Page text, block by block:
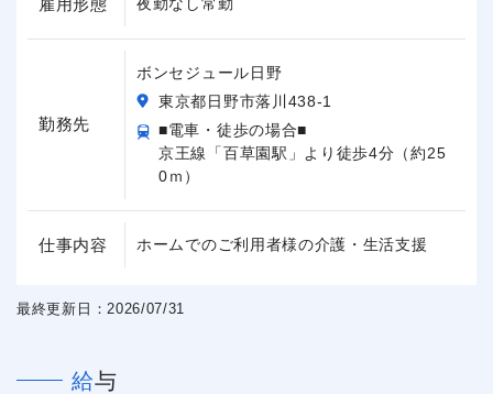
勤務先
ボンセジュール日野
東京都日野市落川438-1
■電車・徒歩の場合■
京王線「百草園駅」より徒歩4分（約25
0ｍ）
仕事内容 ホームでのご利用者様の介護・生活支援
最終更新日：2026/07/31
給与